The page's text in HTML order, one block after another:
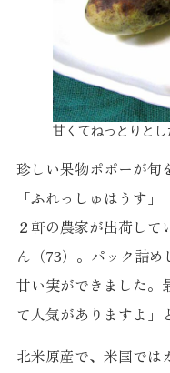
甘くてねっとりと
珍しい果物ポポーが旬
「ふれっしゅはうす
２軒の農家が出荷して
ん（73）。パック詰め
甘い実ができました。
て人気がありますよ」
北米原産で、米国では